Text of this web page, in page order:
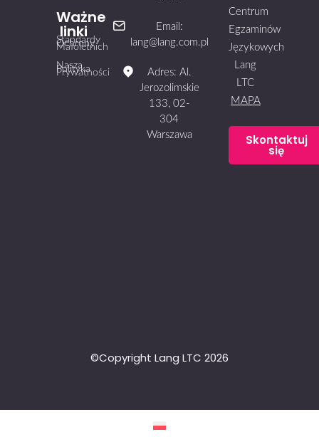
Ważne
linki
Standardy
Ochrony
Małoletnich
Nasza
Polityka
Prywatności
Email:
lang@lang.com.pl
Adres: Al.
Jerozolimskie
133, 02-
304
Warszawa
Centrum
Egzaminów
Językowych
Lang
LTC
MAPA
Skontaktuj
się
©Copyright Lang LTC 2026